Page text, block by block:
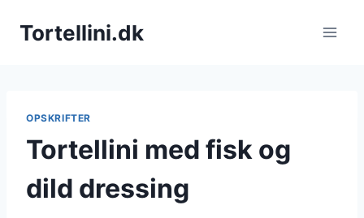
Tortellini.dk
OPSKRIFTER
Tortellini med fisk og
dild dressing